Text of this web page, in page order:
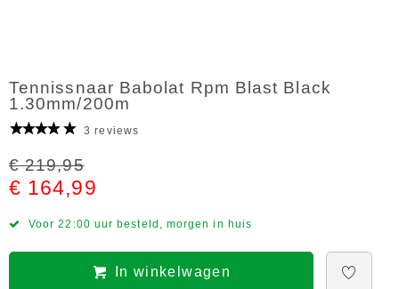
Tennissnaar Babolat Rpm Blast Black
1.30mm/200m
3 reviews
€ 219,95
€ 164,99
Voor 22:00 uur besteld, morgen in huis
In winkelwagen